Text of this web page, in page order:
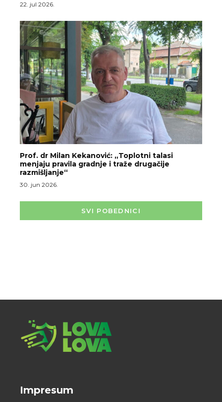
22. jul 2026.
Prof. dr Milan Kekanović: „Toplotni talasi
menjaju pravila gradnje i traže drugačije
razmišljanje“
30. jun 2026.
SVI POBEDNICI
Impresum